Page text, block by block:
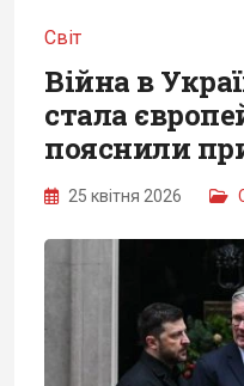
Світ
Війна в
стала
пояснили
25 квітня 2026